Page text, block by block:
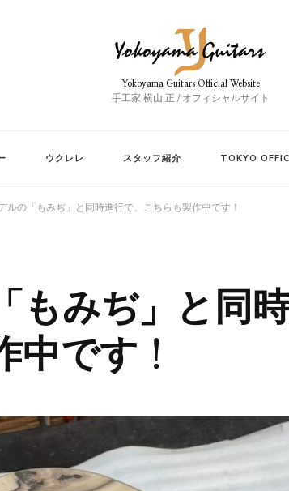
Yokoyama Guitars Official Website
手工家 横山 正 / オフィシャルサイト
ウクレレ スタッフ紹介 TOKYO
ルの「もみぢ」と同時進行で、こちらも製作中です！
もみぢ」と同
中です！